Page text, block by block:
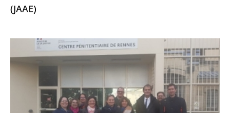
(JAAE)
d’une
délégation